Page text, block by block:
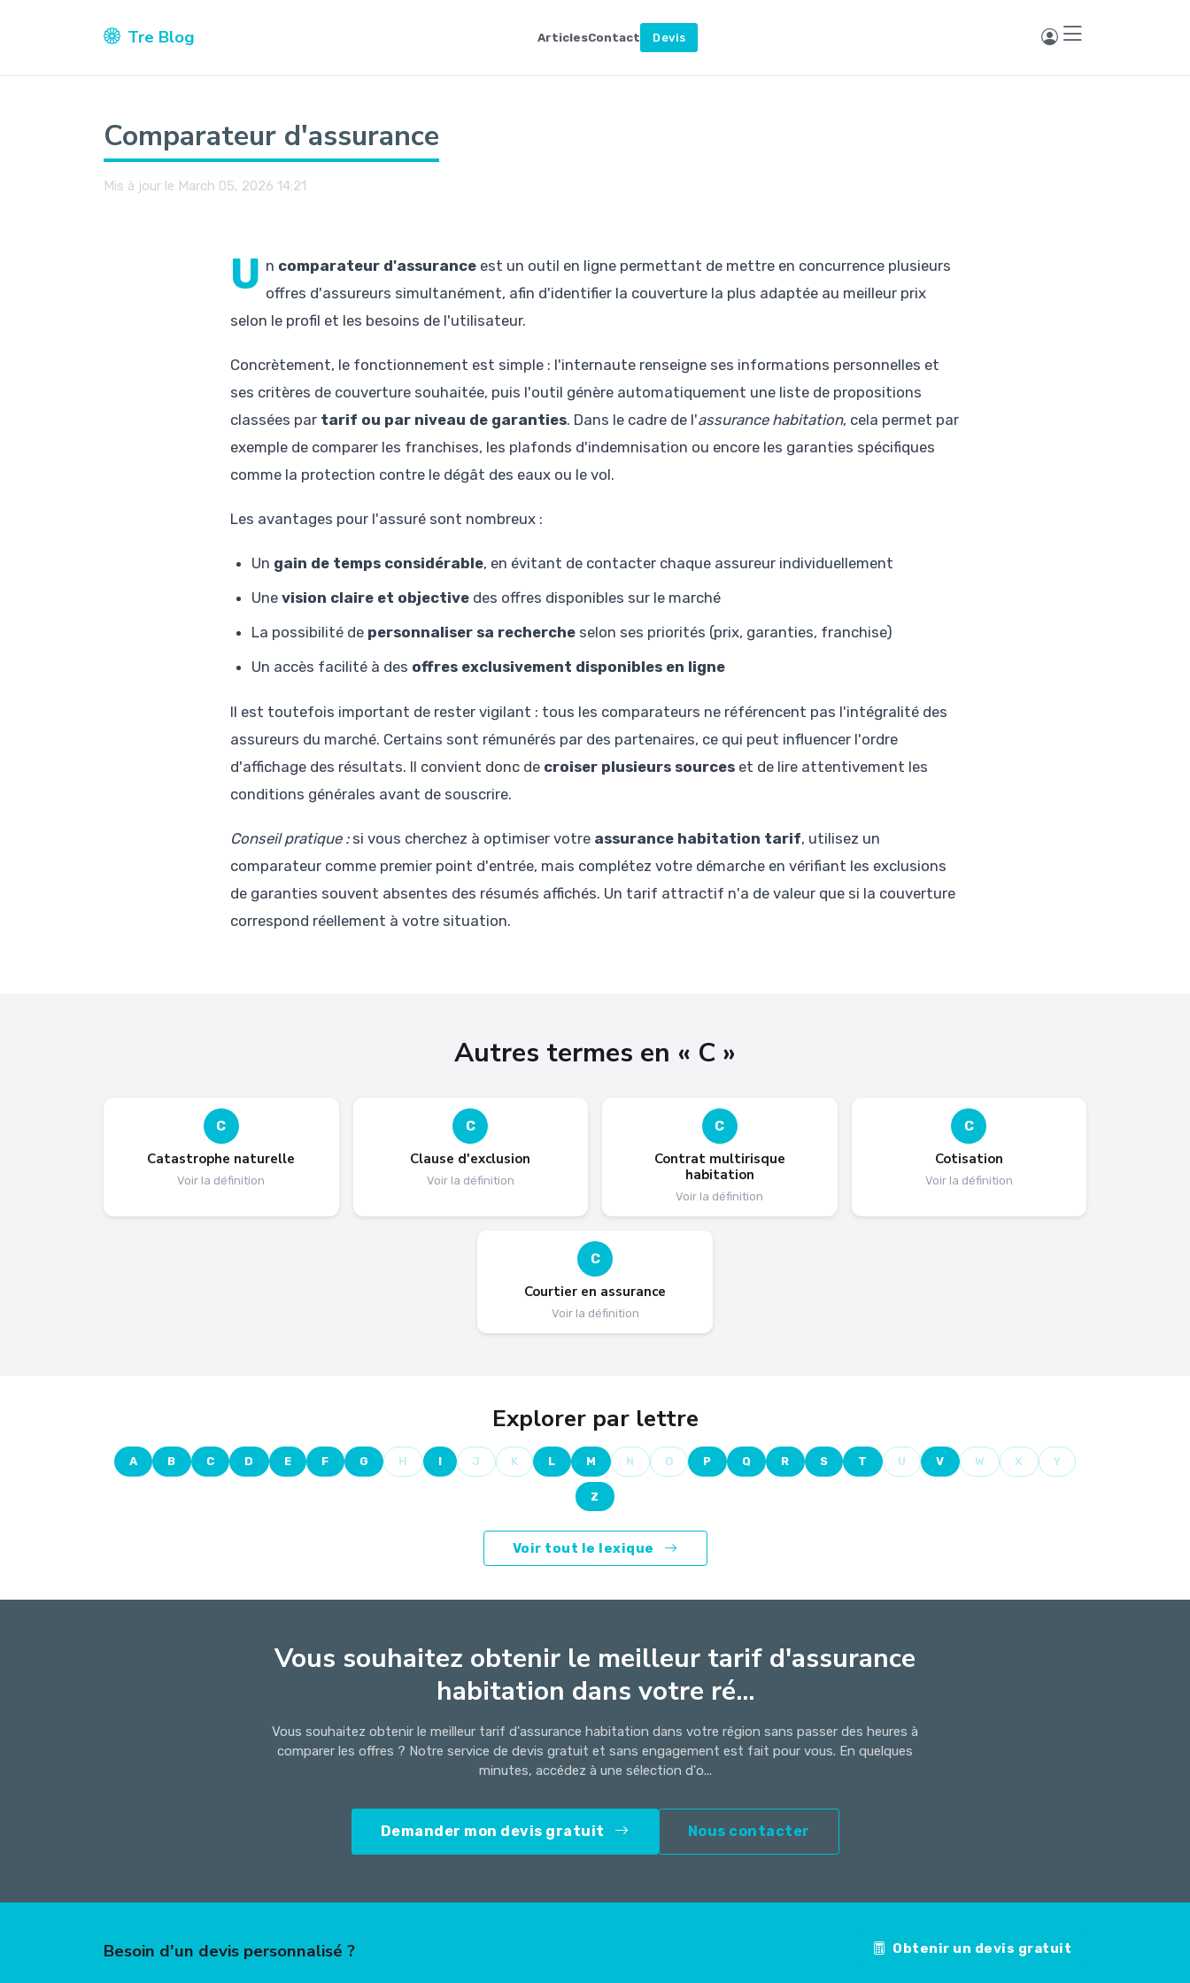
Tre Blog ArticlesContact Devis
Comparateur d'assurance
Mis à jour le March 05, 2026 14:21
U n comparateur d'assuranceest un outil en ligne permettant de mettre en concurrence plusieurs
offres d'assureurs simultanément, afin d'identifier la couverture la plus adaptée au meilleur prix
selon le profil et les besoins de l'utilisateur.
Concrètement, le fonctionnement est simple : l'internaute renseigne ses informations personnelles et
ses critères de couverture souhaitée, puis l'outil génère automatiquement une liste de propositions
classées par tarif ou par niveau de garanties. Dans le cadre de l'assurance habitation, cela permet par
exemple de comparer les franchises, les plafonds d'indemnisation ou encore les garanties spécifiques
comme la protection contre le dégât des eaux ou le vol.
Les avantages pour l'assuré sont nombreux :
Un gain de temps considérable, en évitant de contacter chaque assureur individuellement
Une vision claire et objectivedes offres disponibles sur le marché
La possibilité de personnaliser sa rechercheselon ses priorités (prix, garanties, franchise)
Un accès facilité à des offres exclusivement disponibles en ligne
Il est toutefois important de rester vigilant : tous les comparateurs ne référencent pas l'intégralité des
assureurs du marché. Certains sont rémunérés par des partenaires, ce qui peut influencer l'ordre
d'affichage des résultats. Il convient donc de croiser plusieurs sourceset de lire attentivement les
conditions générales avant de souscrire.
Conseil pratique :si vous cherchez à optimiser votre assurance habitation tarif, utilisez un
comparateur comme premier point d'entrée, mais complétez votre démarche en vérifiant les exclusions
de garanties souvent absentes des résumés affichés. Un tarif attractif n'a de valeur que si la couverture
correspond réellement à votre situation.
Autres termes en « C »
C
Catastrophe naturelle
Voir la définition
C
Clause d'exclusion
Voir la définition
C
Contrat multirisque
habitation
Voir la définition
C
Cotisation
Voir la définition
C
Courtier en assurance
Voir la définition
Explorer par lettre
A B C D E F G H I J K L M N O P Q R S T U V W X Y
Z
Voir tout le lexique
Vous souhaitez obtenir le meilleur tarif d'assurance
habitation dans votre ré...
Vous souhaitez obtenir le meilleur tarif d'assurance habitation dans votre région sans passer des heures à
comparer les offres ? Notre service de devis gratuit et sans engagement est fait pour vous. En quelques
minutes, accédez à une sélection d'o...
Demander mon devis gratuit Nous contacter
Besoin d'un devis personnalisé ? Obtenir un devis gratuit